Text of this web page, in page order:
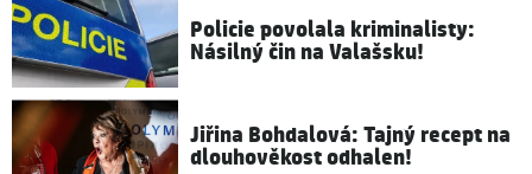
Policie povolala kriminalisty:
Násilný čin na Valašsku!
Jiřina Bohdalová: Tajný recept na
dlouhověkost odhalen!